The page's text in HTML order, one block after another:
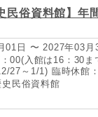
民俗資料館】年
01日 〜 2027年03月
00(入館は16：30ま
27～1/1) 臨時休館
民俗資料館